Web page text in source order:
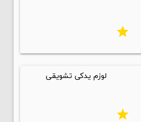
star
لوزم یدکی تشویقی
star